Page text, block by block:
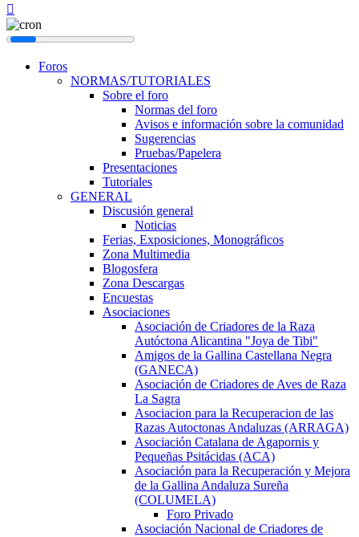
Foros
NORMAS/TUTORIALES
Sobre el foro
Normas del foro
Avisos e información sobre la comunidad
Sugerencias
Pruebas/Papelera
Presentaciones
Tutoriales
GENERAL
Discusión general
Noticias
Ferias, Exposiciones, Monográficos
Zona Multimedia
Blogosfera
Zona Descargas
Encuestas
Asociaciones
Asociación de Criadores de la Raza
Autóctona Alicantina "Joya de Tibi"
Amigos de la Gallina Castellana Negra
(GANECA)
Asociación de Criadores de Aves de Raza
La Sagra
Asociacion para la Recuperacion de las
Razas Autoctonas Andaluzas (ARRAGA)
Asociación Catalana de Agapornis y
Pequeñas Psitácidas (ACA)
Asociación para la Recuperación y Mejora
de la Gallina Andaluza Sureña
(COLUMELA)
Foro Privado
Asociación Nacional de Criadores de